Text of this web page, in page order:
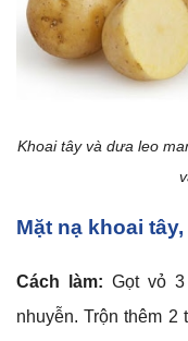
Khoai tây và dưa leo
Mặt nạ khoai
Cách làm:Gọt vỏ
nhuyễn. Trộn thêm